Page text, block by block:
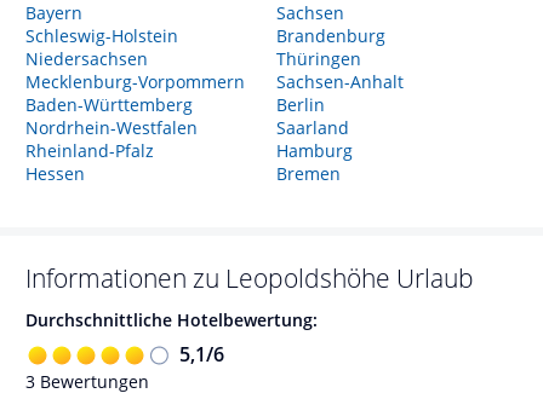
Bayern
Schleswig-Holstein
Niedersachsen
Mecklenburg-Vorpommern
Baden-Württemberg
Nordrhein-Westfalen
Rheinland-Pfalz
Hessen
Sachsen
Brandenburg
Thüringen
Sachsen-Anhalt
Berlin
Saarland
Hamburg
Bremen
Informationen zu Leopoldshöhe Urlaub
Durchschnittliche Hotelbewertung:
5,1/6
3 Bewertungen